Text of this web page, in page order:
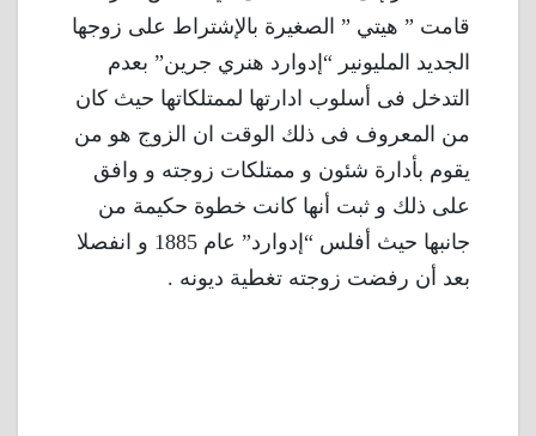
قامت ” هيتي ” الصغيرة بالإشتراط على زوجها
الجديد المليونير “إدوارد هنري جرين” بعدم
التدخل فى أسلوب ادارتها لممتلكاتها حيث كان
من المعروف فى ذلك الوقت ان الزوج هو من
يقوم بأدارة شئون و ممتلكات زوجته و وافق
على ذلك و ثبت أنها كانت خطوة حكيمة من
جانبها حيث أفلس “إدوارد” عام 1885 و انفصلا
بعد أن رفضت زوجته تغطية ديونه .